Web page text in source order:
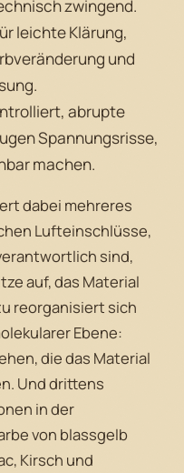
zwingend.
leichte Klärung,
und
abrupte
Spannungsrisse,
machen.
dabei mehreres
Lufteinschlüsse,
sind,
auf, das Material
reorganisiert sich
Ebene:
die das Material
Und drittens
in der
von blassgelb
Kirsch und